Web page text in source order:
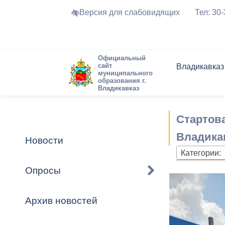
Версия для слабовидящих Тел:
Официальный
сайт
муниципального
образования г.
Владикавказ
Владикавказ
Устав
Города-
городского
Торги и
Программа
Формы
Обратная
Комиссии
График
Новостная
Актуально
Новости
Опросы
Архив новостей
Категории: